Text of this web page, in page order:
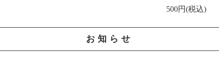
【 ピクチャーめのう くりぬき マクラメ編みペンダ
500円(税込)
お知らせ